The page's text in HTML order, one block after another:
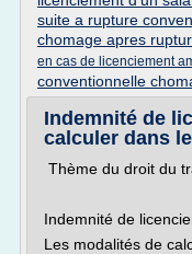
suite a rupture
chomage apres
en cas de licenciement
conventionnelle
Indemnité de
calculer dans
Thème du droit du
Indemnité de
Les modalités de